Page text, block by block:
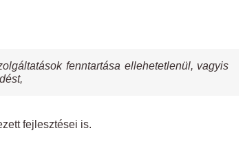
fenntartása ellehetetlenül, vagyis
fejlesztései is.